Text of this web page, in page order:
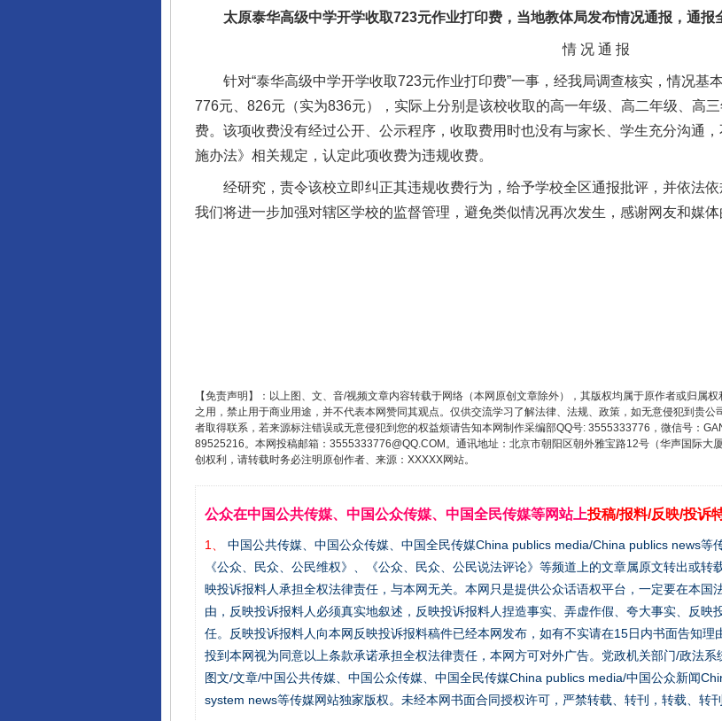
太原泰华高级中学开学收取723元作业打印费，当地教体局发布情况通报，通报
情 况 通 报
针对“泰华高级中学开学收取723元作业打印费”一事，经我局调查核实，情况基
776元、826元（实为836元），实际上分别是该校收取的高一年级、高二年级、高
费。该项收费没有经过公开、公示程序，收取费用时也没有与家长、学生充分沟通
施办法》相关规定，认定此项收费为违规收费。
经研究，责令该校立即纠正其违规收费行为，给予学校全区通报批评，并依法
我们将进一步加强对辖区学校的监督管理，避免类似情况再次发生，感谢网友和媒体
【免责声明】：以上图、文、音/视频文章内容转载于网络（本网原创文章除外），其版权均属于原作者或归属
之用，禁止用于商业用途，并不代表本网赞同其观点。仅供交流学习了解法律、法规、政策，如无意侵犯到贵
者取得联系，若来源标注错误或无意侵犯到您的权益烦请告知本网制作采编部QQ号: 3555333776，微信号：
89525216。本网投稿邮箱：3555333776@QQ.COM。通讯地址：北京市朝阳区朝外雅宝路12号（华声国际大
创权利，请转载时务必注明原创作者、来源：XXXXX网站。
公众在中国公共传媒、中国公众传媒、中国全民传媒等网站上投稿/报料/反映/投诉
1、
中国公共传媒、中国公众传媒、中国全民传媒China publics media/China publics news等
《公众、民众、公民维权》、《公众、民众、公民说法评论》等频道上的文章属原文转出或
映投诉报料人承担全权法律责任，与本网无关。本网只是提供公众话语权平台，一定要在本国
由，反映投诉报料人必须真实地叙述，反映投诉报料人捏造事实、弄虚作假、夸大事实、反映
任。反映投诉报料人向本网反映投诉报料稿件已经本网发布，如有不实请在15日内书面告知
投到本网视为同意以上条款承诺承担全权法律责任，本网方可对外广告。党政机关部门/政法
图文/文章/中国公共传媒、中国公众传媒、中国全民传媒China publics media/中国公众新闻
system news等传媒网站独家版权。未经本网书面合同授权许可，严禁转载、转刊，转载、转